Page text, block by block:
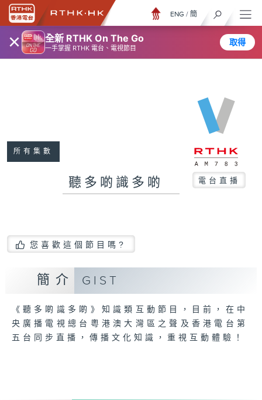
× 全新 RTHK On The Go
一手掌握 RTHK 電台、電視節目
取得
ENG / 簡
所有集數
聽多啲識多啲 電台直播
您喜歡這個節目嗎?
簡介 GIST
《聽多啲識多啲》知識類互動節目，目前，在中
央廣播電視總台粵港澳大灣區之聲及香港電台第
五台同步直播，傳播文化知識，重視互動體驗！